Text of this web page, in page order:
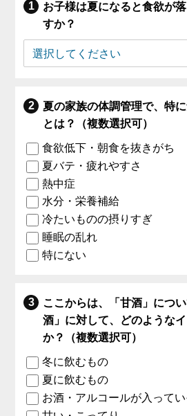
お子様は夏になると食欲が
すか？
夏の家族の体調管理で、特
とは？（複数選択可）
食欲低下・朝食を抜きがち
夏バテ・疲れやすさ
熱中症
水分・栄養補給
冷たいものの摂りすぎ
睡眠の乱れ
特にない
ここからは、「甘酒」につ
酒」に対して、どのような
か？（複数選択可）
冬に飲むもの
夏に飲むもの
お酒・アルコールが入ってい